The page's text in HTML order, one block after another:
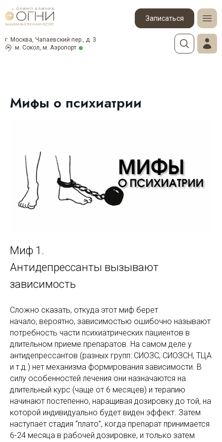
Записаться
м. Сокол, м. Аэропорт
г. Москва, Чапаевский пер., д. 3
Мифы о психиатрии
Миф 1.
Антидепрессанты вызывают
зависимость
Сложно сказать, откуда этот миф берет
начало, вероятно, зависимостью ошибочно называют
потребность части психиатрических пациентов в
длительном приеме препаратов. На самом деле у
антидепрессантов (разных групп: СИОЗС, СИОЗСН, ТЦА
и т.д.) нет механизма формирования зависимости. В
силу особенностей лечения они назначаются на
длительный курс (чаще от 6 месяцев) и терапию
начинают постепенно, наращивая дозировку до той, на
которой индивидуально будет виден эффект. Затем
наступает стадия “плато”, когда препарат принимается
6-24 месяца в рабочей дозировке, и только затем